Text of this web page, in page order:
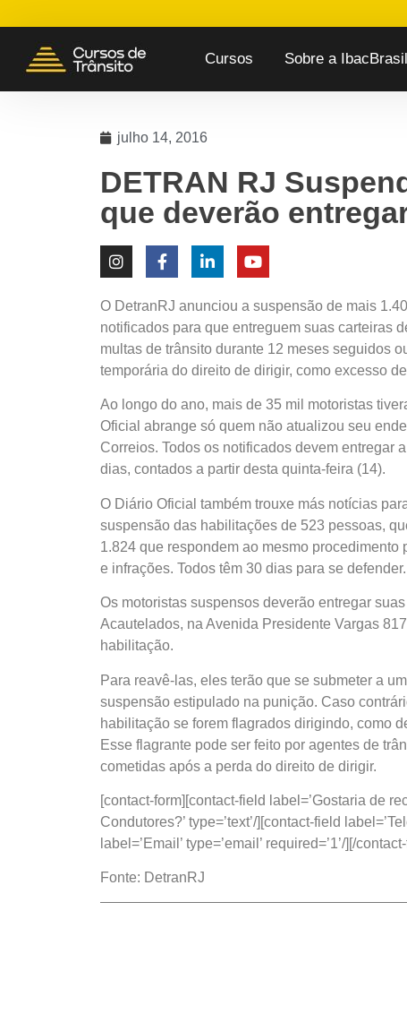
Cursos Sobre a IbacBrasil
julho 14, 2016
DETRAN RJ
que deverão
O DetranRJ anunciou a suspensão de mais
notificados para que entreguem suas carteiras
multas de trânsito durante 12 meses seguidos
temporária do direito de dirigir, como excesso
Ao longo do ano, mais de 35 mil motoristas
Oficial abrange só quem não atualizou seu
Correios. Todos os notificados devem entregar
dias, contados a partir desta quinta-feira (14).
O Diário Oficial também trouxe más notícias
suspensão das habilitações de 523 pessoas,
1.824 que respondem ao mesmo
e infrações. Todos têm 30 dias para se defender.
Os motoristas suspensos deverão entregar
Acautelados, na Avenida Presidente Vargas
habilitação.
Para reavê-las, eles terão que se submeter a um
suspensão estipulado na punição. Caso
habilitação se forem flagrados dirigindo, como
Esse flagrante pode ser feito por agentes de
cometidas após a perda do direito de dirigir.
[contact-form][contact-field label=’Gostaria de
Condutores?’ type=’text’/][contact-field
label=’Email’ type=’email’ required=’1’/][/
Fonte: DetranRJ